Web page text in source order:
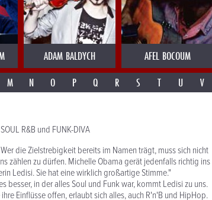
ADAM BALDYCH AFEL BOCOUM
M N O P Q R S T U V
R&B und FUNK-DIVA
die Zielstrebigkeit bereits im Namen trägt, muss sich nicht
zählen zu dürfen. Michelle Obama gerät jedenfalls richtig ins
Ledisi. Sie hat eine wirklich großartige Stimme."
besser, in der alles Soul und Funk war, kommt Ledisi zu uns.
Einflüsse offen, erlaubt sich alles, auch R'n'B und HipHop.